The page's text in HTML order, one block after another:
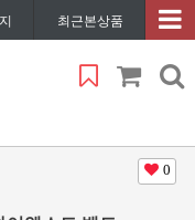
최근본상품
0